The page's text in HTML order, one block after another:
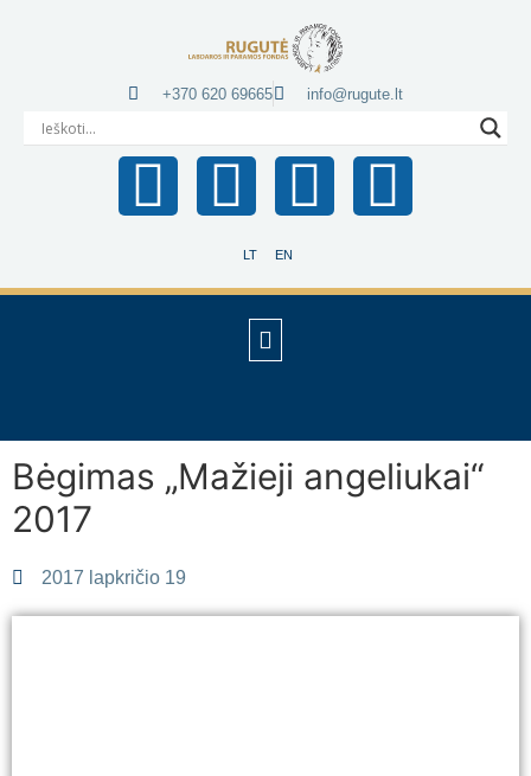
LT EN
+370 620 69665 info@rugute.lt
Bėgimas „Mažieji angeliukai“
2017
2017 lapkričio 19